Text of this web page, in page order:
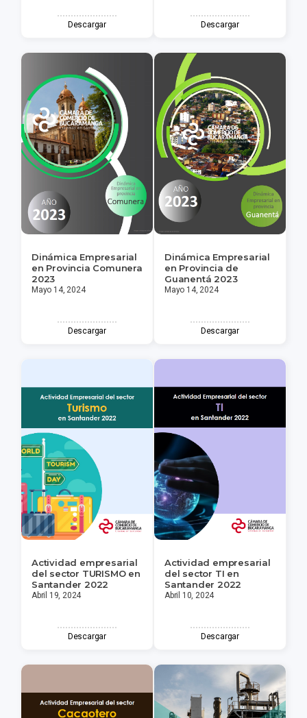
Descargar Descargar
Dinámica Empresarial
en Provincia Comunera
2023
Mayo 14, 2024
Descargar
Dinámica Empresarial
en Provincia de
Guanentá 2023
Mayo 14, 2024
Descargar
Actividad empresarial
del sector TURISMO en
Santander 2022
Abril 19, 2024
Descargar
Actividad empresarial
del sector TI en
Santander 2022
Abril 10, 2024
Descargar